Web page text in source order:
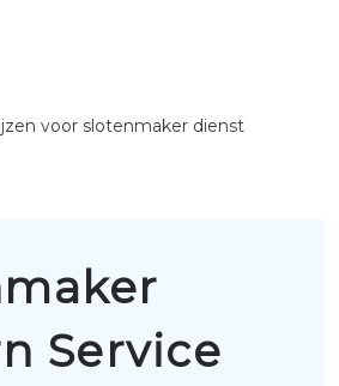
voor slotenmaker dienst
Service